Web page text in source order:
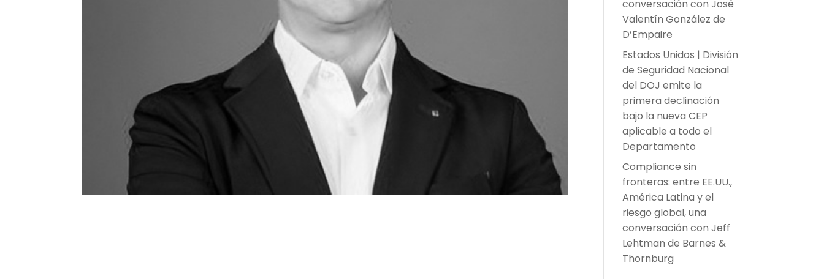
conversación con José
Valentín González de
D’Empaire
Estados Unidos | División
de Seguridad Nacional
del DOJ emite la
primera declinación
bajo la nueva CEP
aplicable a todo el
Departamento
Compliance sin
fronteras: entre EE.UU.,
América Latina y el
riesgo global, una
conversación con Jeff
Lehtman de Barnes &
Thornburg